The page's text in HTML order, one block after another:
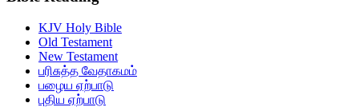
KJV Holy Bible
Old Testament
New Testament
பரிசுத்த வேதாகமம்
பழைய ஏற்பாடு
புதிய ஏற்பாடு